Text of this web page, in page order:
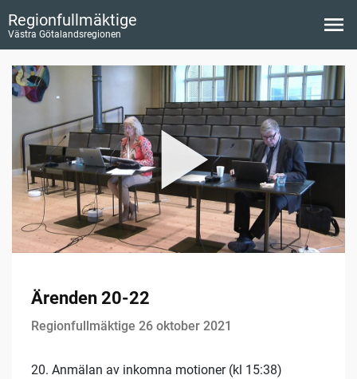
Regionfullmäktige
Västra Götalandsregionen
Ärenden 20-22
Regionfullmäktige 26 oktober 2021
20. Anmälan av inkomna motioner (kl 15:38)